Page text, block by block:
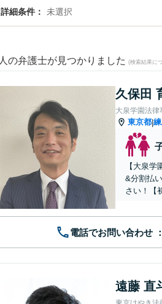
詳細条件 未選択
人の弁護士が見つかりました (検索結果に
久保田
大泉学園法律
東京都|
【大泉
&分割払
さい！【
電話でお問い合わせ
遠藤 直